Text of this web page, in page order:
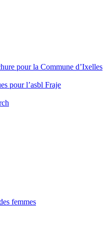
pour la Commune d’Ixelles
pour l’asbl Fraje
femmes